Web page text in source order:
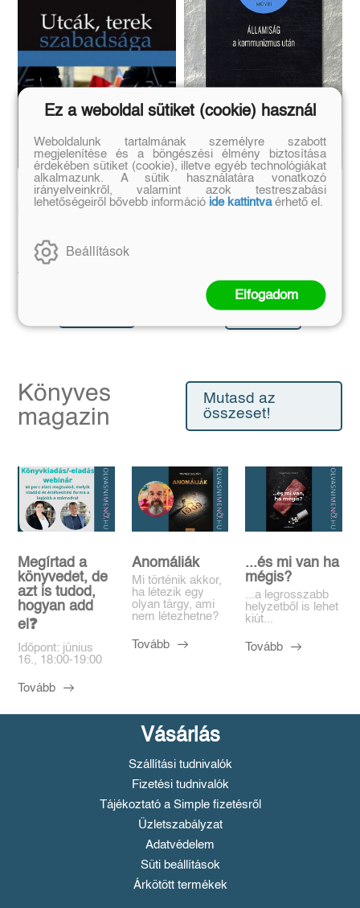
Utcák, terek
szabadsága
Eredeti ár:
3 500 Ft
Online ár:
Államiság a
kommunizmus után
Kosárba
Könyves
magazin
Mutasd az
összeset!
Megírtad a
könyvedet, de
azt is tudod,
hogyan add
el❓️
Időpont: június
16., 18:00-19:00
Tovább
Anomáliák
Mi történik akkor,
ha létezik egy
olyan tárgy, ami
nem létezhetne?
Tovább
...és mi van ha
mégis?
...a legrosszabb
helyzetből is lehet
kiút...
Tovább
Vásárlás
Szállítási tudnivalók
Fizetési tudnivalók
Tájékoztató a Simple fizetésről
Üzletszabályzat
Adatvédelem
Süti beállítások
Árkötött termékek
Ez a weboldal sütiket (cookie) használ
Weboldalunk tartalmának személyre szabott
megjelenítése és a böngészési élmény biztosítása
érdekében sütiket (cookie), illetve egyéb technológiákat
alkalmazunk. A sütik használatára vonatkozó
irányelveinkről, valamint azok testreszabási
lehetőségeiről bővebb információ ide kattintvaérhető el.
Beállítások
Elfogadom